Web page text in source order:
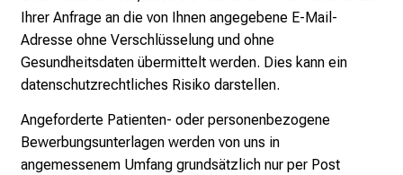
Ihrer Anfrage an die von Ihnen angegebene E-Mail-
Adresse ohne Verschlüsselung und ohne
Gesundheitsdaten übermittelt werden. Dies kann ein
datenschutzrechtliches Risiko darstellen.
Angeforderte Patienten- oder personenbezogene
Bewerbungsunterlagen werden von uns in
angemessenem Umfang grundsätzlich nur per Post